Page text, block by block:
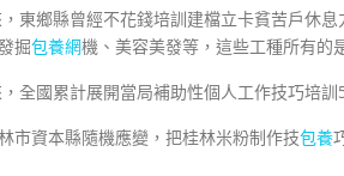
東鄉縣曾經不花錢培訓建檔立卡貧苦戶休
掘包養網機、美容美發等，這些工種所有的
全國累計展開當局補助性個人工作技巧培
市資本縣隨機應變，把桂林米粉制作技包養